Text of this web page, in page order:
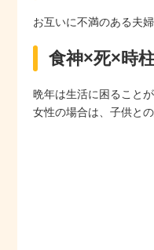
お互いに不満のある夫
食神×死×時
晩年は生活に困ることが
女性の場合は、子供と